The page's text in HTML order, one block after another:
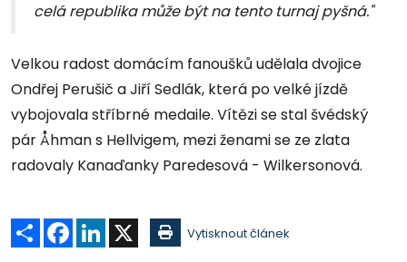
celá republika může být na tento turnaj pyšná."
Velkou radost domácím fanoušků udělala dvojice
Ondřej Perušič a Jiří Sedlák, která po velké jízdě
vybojovala stříbrné medaile. Vítězi se stal švédský
pár Åhman s Hellvigem, mezi ženami se ze zlata
radovaly Kanaďanky Paredesová - Wilkersonová.
Sdílet Facebook
LinkedIn Vytisknout článek